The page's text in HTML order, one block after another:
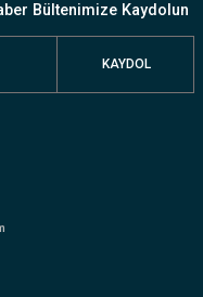
Bültenimize Kaydolun
KAYDOL